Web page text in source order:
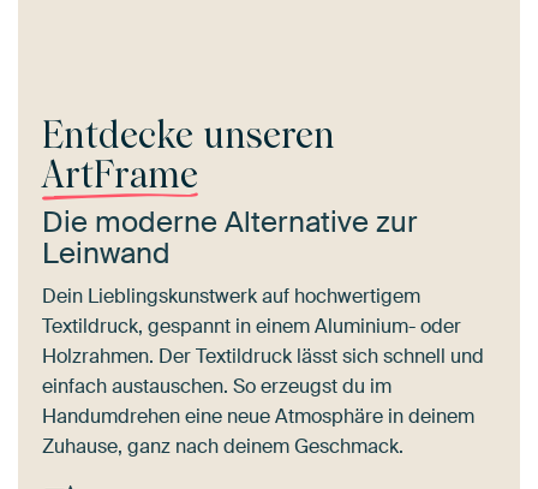
Entdecke unseren
ArtFrame
Die moderne Alternative zur
Leinwand
Dein Lieblingskunstwerk auf hochwertigem
Textildruck, gespannt in einem Aluminium- oder
Holzrahmen. Der Textildruck lässt sich schnell und
einfach austauschen. So erzeugst du im
Handumdrehen eine neue Atmosphäre in deinem
Zuhause, ganz nach deinem Geschmack.